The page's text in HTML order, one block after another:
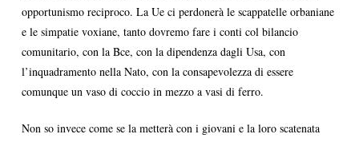
opportunismo reciproco. La Ue ci perdonerà le scappatelle orbaniane
e le simpatie voxiane, tanto dovremo fare i conti col bilancio
comunitario, con la Bce, con la dipendenza dagli Usa, con
l’inquadramento nella Nato, con la consapevolezza di essere
comunque un vaso di coccio in mezzo a vasi di ferro.
Non so invece come se la metterà con i giovani e la loro scatenata